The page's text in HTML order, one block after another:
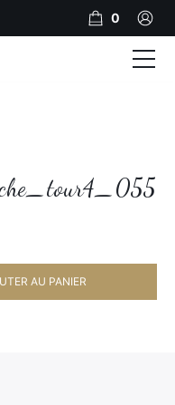
AU PANIER
0